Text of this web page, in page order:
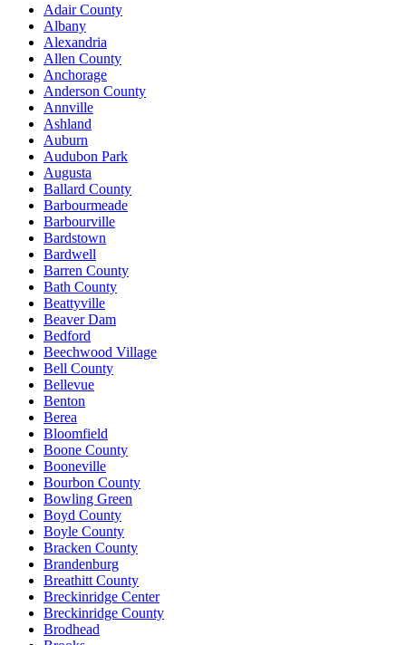
Adair County
Albany
Alexandria
Allen County
Anchorage
Anderson County
Annville
Ashland
Auburn
Audubon Park
Augusta
Ballard County
Barbourmeade
Barbourville
Bardstown
Bardwell
Barren County
Bath County
Beattyville
Beaver Dam
Bedford
Beechwood Village
Bell County
Bellevue
Benton
Berea
Bloomfield
Boone County
Booneville
Bourbon County
Bowling Green
Boyd County
Boyle County
Bracken County
Brandenburg
Breathitt County
Breckinridge Center
Breckinridge County
Brodhead